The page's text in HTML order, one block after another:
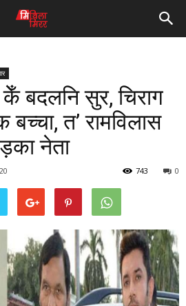
केँ बदलनि सुर, चिराग
त’ रामविलास
नेता
0
743